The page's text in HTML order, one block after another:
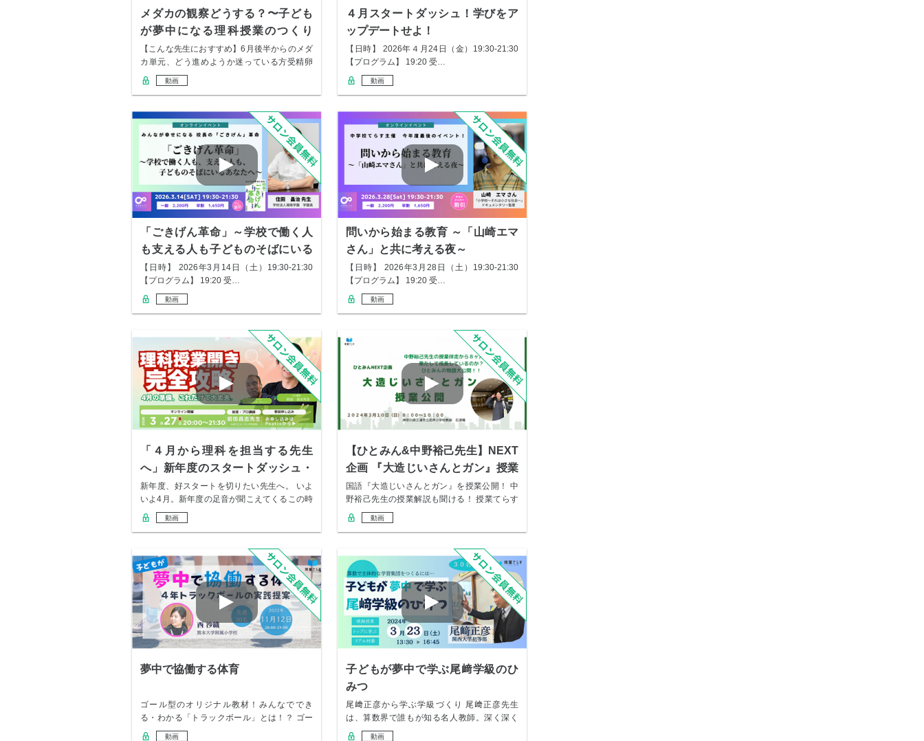
メダカの観察どうする？〜子ども
が夢中になる理科授業のつくり
方〜
【こんな先生におすすめ】6月後半からのメダ
カ単元、どう進めようか迷っている方受精卵
の観察、…
動画
４月スタートダッシュ！学びをア
ップデートせよ！
【日時】 2026年４月24日（金）19:30-21:30
【プログラム】 19:20 受…
動画
「ごきげん革命」～学校で働く人
も支える人も子どものそばにいる
あなたへ～
【日時】 2026年3月14日（土）19:30-21:30
【プログラム】 19:20 受…
動画
問いから始まる教育 ～「山崎エマ
さん」と共に考える夜～
【日時】 2026年3月28日（土）19:30-21:30
【プログラム】 19:20 受…
動画
「４月から理科を担当する先生
へ」新年度のスタートダッシュ・
セミナー
新年度、好スタートを切りたい先生へ。 いよ
いよ4月。新年度の足音が聞こえてくるこの時
期、こ…
動画
【ひとみん&中野裕己先生】NEXT
企画 『大造じいさんとガン』授業
公開
国語『大造じいさんとガン』を授業公開！ 中
野裕己先生の授業解説も聞ける！ 授業てらす
プロ講…
動画
夢中で協働する体育
ゴール型のオリジナル教材！みんなででき
る・わかる「トラックボール」とは！？ ゴー
ル型の授業…
動画
子どもが夢中で学ぶ尾﨑学級のひ
みつ
尾﨑正彦から学ぶ学級づくり 尾﨑正彦先生
は、算数界で誰もが知る名人教師。深く深く
学びを追及…
動画